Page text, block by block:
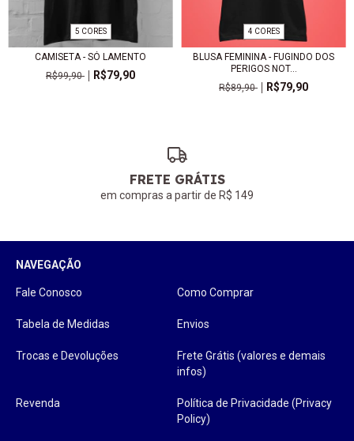
5 CORES
CAMISETA - SÓ LAMENTO
R$99,90
R$79,90
4 CORES
BLUSA FEMININA - FUGINDO DOS
PERIGOS NOT...
R$89,90
R$79,90
FRETE GRÁTIS
em compras a partir de R$ 149
NAVEGAÇÃO
Fale Conosco Como Comprar
Tabela de Medidas Envios
Trocas e Devoluções
Frete Grátis (valores e demais
infos)
Revenda
Política de Privacidade (Privacy
Policy)